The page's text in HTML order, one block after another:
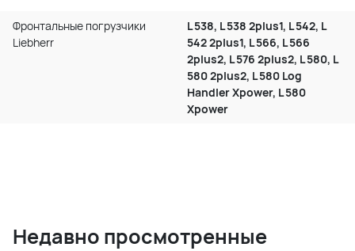
Фронтальные погрузчики
Liebherr
L 538, L 538 2plus1, L 542, L
542 2plus1, L 566, L 566
2plus2, L 576 2plus2, L 580, L
580 2plus2, L 580 Log
Handler Xpower, L 580
Xpower
Недавно просмотренные